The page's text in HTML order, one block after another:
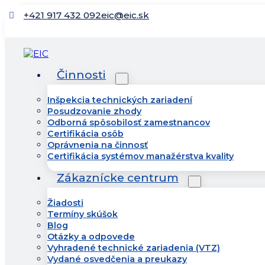
+421 917 432 092eic@eic.sk
Činnosti
Inšpekcia technických zariadení
Posudzovanie zhody
Odborná spôsobilosť zamestnancov
Certifikácia osôb
Oprávnenia na činnosť
Certifikácia systémov manažérstva kvality
Zákaznícke centrum
Žiadosti
Termíny skúšok
Blog
Otázky a odpovede
Vyhradené technické zariadenia (VTZ)
Vydané osvedčenia a preukazy